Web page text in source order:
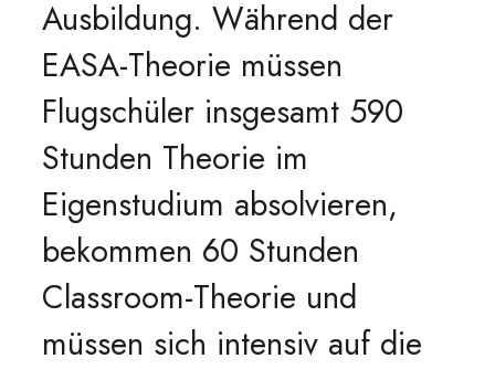
Ausbildung. Während der
EASA-Theorie müssen
Flugschüler insgesamt 590
Stunden Theorie im
Eigenstudium absolvieren,
bekommen 60 Stunden
Classroom-Theorie und
müssen sich intensiv auf die